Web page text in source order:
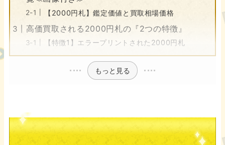
【2000円札】鑑定価値と買取相場価格
高価買取される2000円札の『2つの特徴』
【特徴1】エラープリントされた2000円札
もっと見る